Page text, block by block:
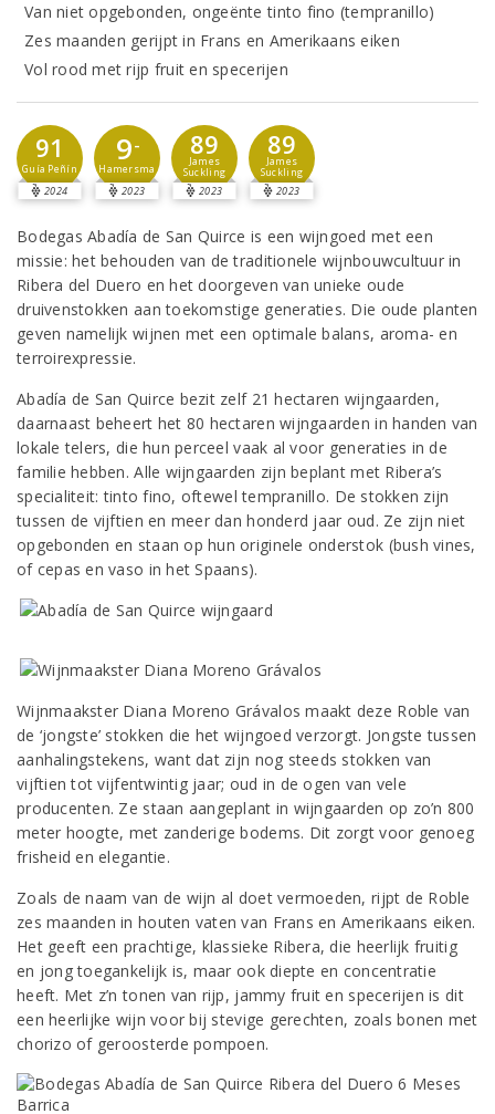
Van niet opgebonden, ongeënte tinto fino (tempranillo)
Zes maanden gerijpt in Frans en Amerikaans eiken
Vol rood met rijp fruit en specerijen
91
Guía Peñín
2024
9-
Hamersma
2023
89
James
Suckling
2023
89
James
Suckling
2023
Bodegas Abadía de San Quirce is een wijngoed met een
missie: het behouden van de traditionele wijnbouwcultuur in
Ribera del Duero en het doorgeven van unieke oude
druivenstokken aan toekomstige generaties. Die oude planten
geven namelijk wijnen met een optimale balans, aroma- en
terroirexpressie.
Abadía de San Quirce bezit zelf 21 hectaren wijngaarden,
daarnaast beheert het 80 hectaren wijngaarden in handen van
lokale telers, die hun perceel vaak al voor generaties in de
familie hebben. Alle wijngaarden zijn beplant met Ribera’s
specialiteit: tinto fino, oftewel tempranillo. De stokken zijn
tussen de vijftien en meer dan honderd jaar oud. Ze zijn niet
opgebonden en staan op hun originele onderstok (bush vines,
of cepas en vaso in het Spaans).
Wijnmaakster Diana Moreno Grávalos maakt deze Roble van
de ‘jongste’ stokken die het wijngoed verzorgt. Jongste tussen
aanhalingstekens, want dat zijn nog steeds stokken van
vijftien tot vijfentwintig jaar; oud in de ogen van vele
producenten. Ze staan aangeplant in wijngaarden op zo’n 800
meter hoogte, met zanderige bodems. Dit zorgt voor genoeg
frisheid en elegantie.
Zoals de naam van de wijn al doet vermoeden, rijpt de Roble
zes maanden in houten vaten van Frans en Amerikaans eiken.
Het geeft een prachtige, klassieke Ribera, die heerlijk fruitig
en jong toegankelijk is, maar ook diepte en concentratie
heeft. Met z’n tonen van rijp, jammy fruit en specerijen is dit
een heerlijke wijn voor bij stevige gerechten, zoals bonen met
chorizo of geroosterde pompoen.